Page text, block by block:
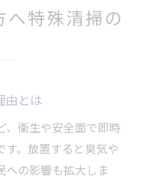
特殊清掃の
由とは
、衛生や安全面で即時
。放置すると臭気や
への影響も拡大しま